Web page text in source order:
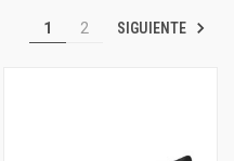
1 2 SIGUIENTE